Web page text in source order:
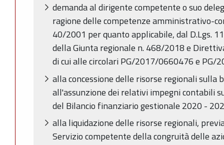
demanda al dirigente competente o suo
ragione delle competenze amministrativo-
40/2001 per quanto applicabile, dal D.Lgs.
della Giunta regionale n. 468/2018 e
di cui alle circolari PG/2017/0660476 e PG/
alla concessione delle risorse regionali sulla
all'assunzione dei relativi impegni contabili
del Bilancio finanziario gestionale 2020 -
alla liquidazione delle risorse regionali,
Servizio competente della congruità delle